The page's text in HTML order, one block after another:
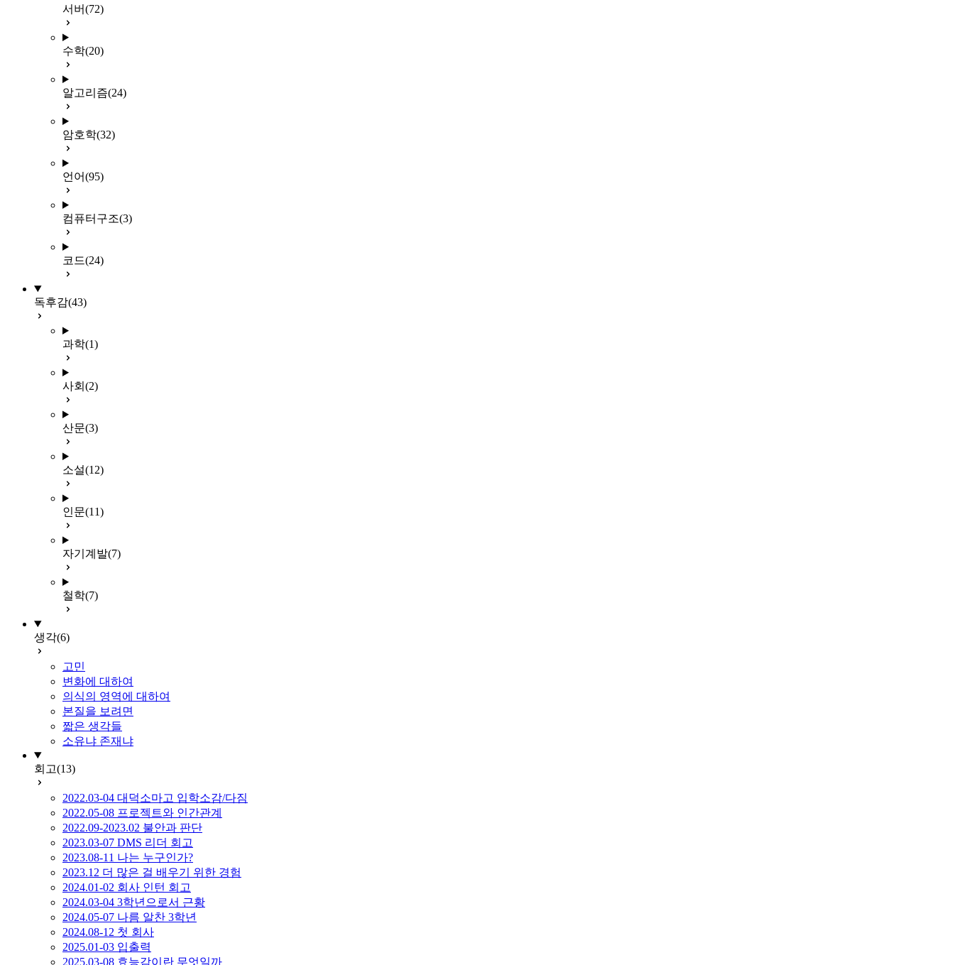
서버(72)
수학(20)
알고리즘(24)
암호학(32)
언어(95)
컴퓨터구조(3)
코드(24)
독후감(43)
과학(1)
사회 (2)
산문(3)
소설(12)
인문(11)
자기계발(7)
철학(7)
생각(6)
고민
변화에 대하여
의식의 영역에 대하여
본질을 보려면
짧은 생각들
소유냐 존재냐
회고(13)
2022.03-04 대덕소마고 입학소감/다짐
2022.05-08 프로젝트와 인간관계
2022.09-2023.02 불안과 판단
2023.03-07 DMS 리더 회고
2023.08-11 나는 누구인가?
2023.12 더 많은 걸 배우기 위한 경험
2024.01-02 회사 인턴 회고
2024.03-04 3학년으로서 근황
2024.05-07 나름 알찬 3학년
2024.08-12 첫 회사
2025.01-03 입출력
2025.03-08 효능감이란 무엇일까